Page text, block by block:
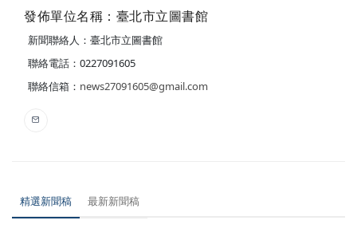
發佈單位名稱：臺北市立圖書館
新聞聯絡人：臺北市立圖書館
聯絡電話：0227091605
聯絡信箱： news27091605@gmail.com
精選新聞稿 最新新聞稿